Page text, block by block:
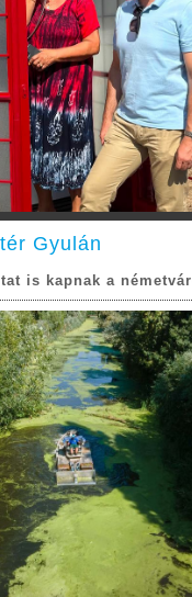
Gyulán
is kapnak a